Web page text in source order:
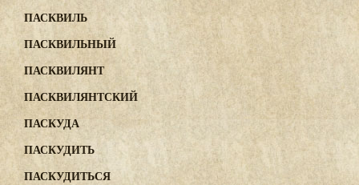
ПАСКВИЛЬ
ПАСКВИЛЬНЫЙ
ПАСКВИЛЯНТ
ПАСКВИЛЯНТСКИЙ
ПАСКУДА
ПАСКУДИТЬ
ПАСКУДИТЬСЯ